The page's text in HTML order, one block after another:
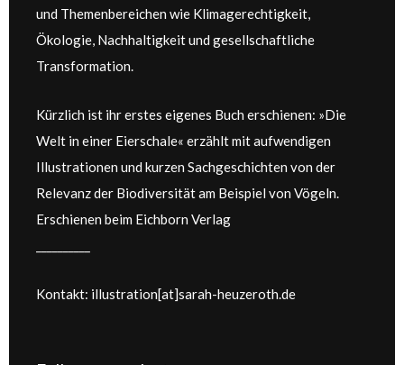
und Themenbereichen wie Klimagerechtigkeit,
Ökologie, Nachhaltigkeit und gesellschaftliche
Transformation.
Kürzlich ist ihr erstes eigenes Buch erschienen: »Die
Welt in einer Eierschale« erzählt mit aufwendigen
Illustrationen und kurzen Sachgeschichten von der
Relevanz der Biodiversität am Beispiel von Vögeln.
Erschienen beim Eichborn Verlag
Kontakt: illustration[at]sarah-heuzeroth.de